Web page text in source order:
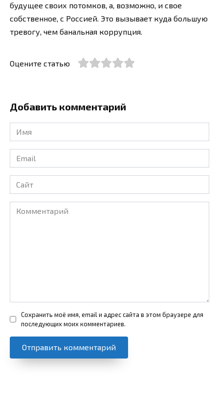
будущее своих потомков, а, возможно, и свое
собственное, с Россией. Это вызывает куда большую
тревогу, чем банальная коррупция.
Оцените статью
Добавить комментарий
Имя
*
Email
*
Сайт
Комментарий
Сохранить моё имя, email и адрес сайта в этом браузере для
последующих моих комментариев.